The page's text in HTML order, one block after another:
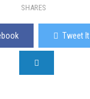
SHARES
Tweet It